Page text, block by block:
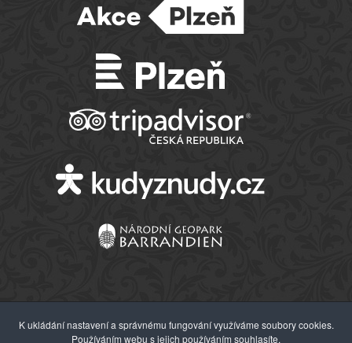
K ukládání nastavení a správnému fungování využíváme soubory cookies.
Používáním webu s jejich používáním souhlasíte.